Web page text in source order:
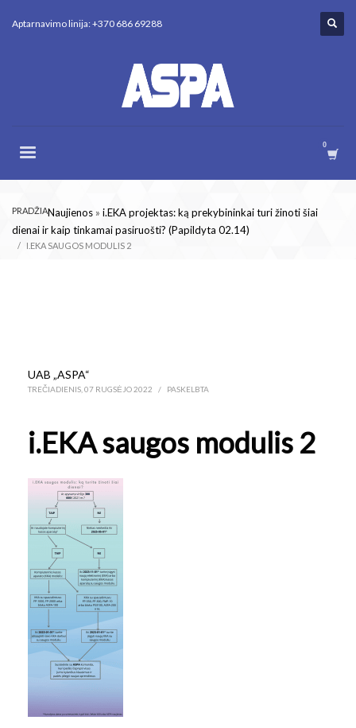
Aptarnavimo linija: +370 686 69288
PRADŽIANaujienos » i.EKA projektas: ką prekybininkai turi žinoti šiai
dienai ir kaip tinkamai pasiruošti? (Papildyta 02.14)
I.EKA SAUGOS MODULIS 2
UAB „ASPA“
TREČIADIENIS, 07 RUGSĖJO 2022 / PASKELBTA
i.EKA saugos modulis 2